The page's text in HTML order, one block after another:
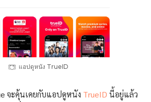
แอปดูหนัง TrueID
จะคุ้นเคยกับแอปดูหนัง TrueID นี้อยู่แล้ว